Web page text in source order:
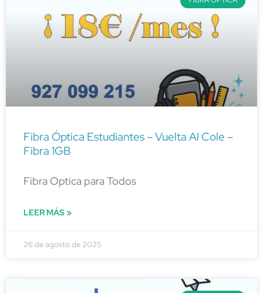
Fibra Óptica Estudiantes – Vuelta Al Cole –
Fibra 1GB
Fibra Optica para Todos
LEER MÁS »
26 de agosto de 2025